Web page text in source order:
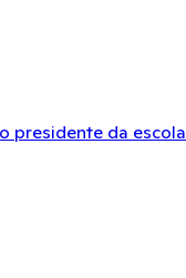
presidente da escola